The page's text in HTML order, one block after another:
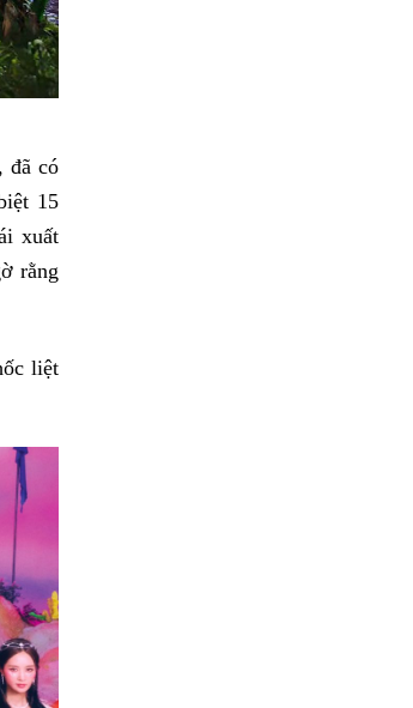
đã có
15
xuất
rằng
liệt